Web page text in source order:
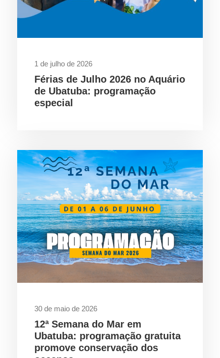
1 de julho de 2026
Férias de Julho 2026 no Aquário
de Ubatuba: programação
especial
30 de maio de 2026
12ª Semana do Mar em
Ubatuba: programação gratuita
promove conservação dos